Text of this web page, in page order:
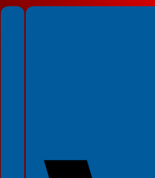
Spełniamy standardy WCAG 2.2
Spełniamy standardy W3C